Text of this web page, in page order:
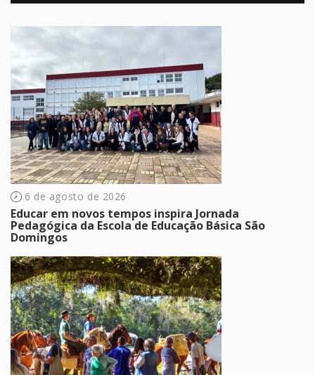
6 de agosto de 2026
Educar em novos tempos inspira Jornada
Pedagógica da Escola de Educação Básica São
Domingos